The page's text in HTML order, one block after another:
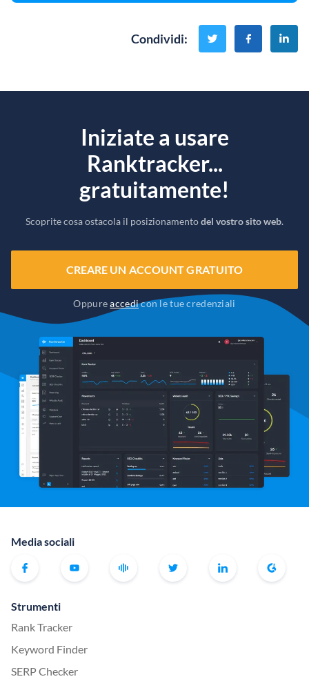
Condividi:
Iniziate a usare
Ranktracker...
gratuitamente!
Scoprite cosa ostacola il posizionamentodel vostro sito web.
CREARE UN ACCOUNT GRATUITO
Oppureaccedicon le tue credenziali
Media sociali
Strumenti
Rank Tracker
Keyword Finder
SERP Checker